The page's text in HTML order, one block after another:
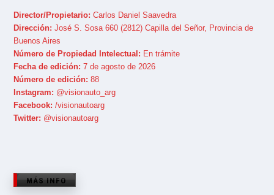
Director/Propietario: Carlos Daniel Saavedra
Dirección: José S. Sosa 660 (2812) Capilla del Señor, Provincia de
Buenos Aires
Número de Propiedad Intelectual: En trámite
Fecha de edición: 7 de agosto de 2026
Número de edición: 88
Instagram: @visionauto_arg
Facebook: /visionautoarg
Twitter: @visionautoarg
MÁS INFO